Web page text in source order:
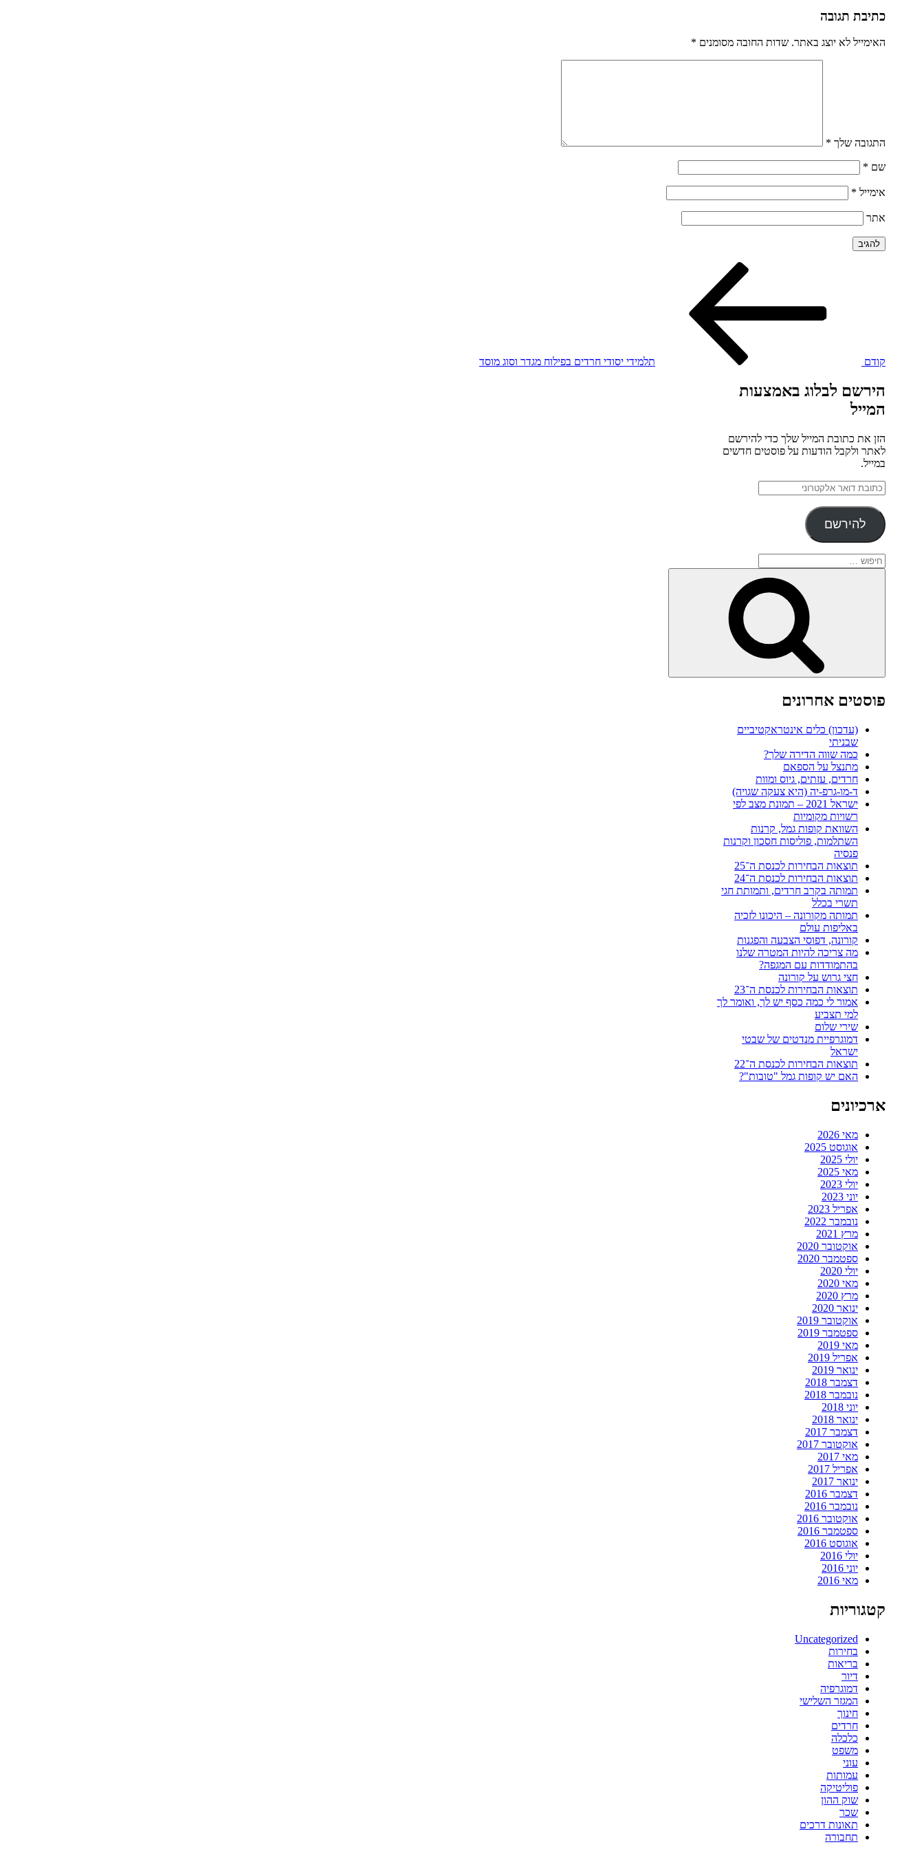
כתיבת תגובה
האימייל לא יוצג באתר. שדות החובה מסומנים *
התגובה שלך *
שם *
אימייל *
אתר
קודם תלמידי יסודי חרדים בפילוח מגדר וסוג מוסד
הירשם לבלוג באמצעות
המייל
הזן את כתובת המייל שלך כדי להירשם
לאתר ולקבל הודעות על פוסטים חדשים
במייל.
כתובת
דואר
אלקטרוני
להירשם
חפש:
פוסטים אחרונים
(עדכון) כלים אינטראקטיביים
שבניתי
כמה שווה הדירה שלך?
מתנצל על הספאם
חרדים, עזתים, גיוס ומוות
ד-מו-גרפ-יה (היא צעקה שגויה)
ישראל 2021 – תמונת מצב לפי
רשויות מקומיות
השוואת קופות גמל, קרנות
השתלמות, פוליסות חסכון וקרנות
פנסיה
תוצאות הבחירות לכנסת ה־25
תוצאות הבחירות לכנסת ה־24
תמותה בקרב חרדים, ותמותת חגי
תשרי בכלל
תמותה מקורונה – היכונו לזכיה
באליפות עולם
קורונה, דפוסי הצבעה והפגנות
מה צריכה להיות המטרה שלנו
בהתמודדות עם המגפה?
חצי גרוש על קורונה
תוצאות הבחירות לכנסת ה־23
אמור לי כמה כסף יש לך, ואומר לך
למי תצביע
שירי שלום
דמוגרפיית מנדטים של שבטי
ישראל
תוצאות הבחירות לכנסת ה־22
האם יש קופות גמל "טובות"?
ארכיונים
מאי 2026
אוגוסט 2025
יולי 2025
מאי 2025
יולי 2023
יוני 2023
אפריל 2023
נובמבר 2022
מרץ 2021
אוקטובר 2020
ספטמבר 2020
יולי 2020
מאי 2020
מרץ 2020
ינואר 2020
אוקטובר 2019
ספטמבר 2019
מאי 2019
אפריל 2019
ינואר 2019
דצמבר 2018
נובמבר 2018
יוני 2018
ינואר 2018
דצמבר 2017
אוקטובר 2017
מאי 2017
אפריל 2017
ינואר 2017
דצמבר 2016
נובמבר 2016
אוקטובר 2016
ספטמבר 2016
אוגוסט 2016
יולי 2016
יוני 2016
מאי 2016
קטגוריות
Uncategorized
בחירות
בריאות
דיור
דמוגרפיה
המגזר השלישי
חינוך
חרדים
כלכלה
משפט
עוני
עמותות
פוליטיקה
שוק ההון
שכר
תאונות דרכים
תחבורה